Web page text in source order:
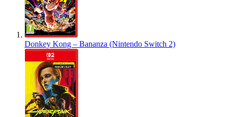
Donkey Kong – Bananza (Nintendo Switch 2)